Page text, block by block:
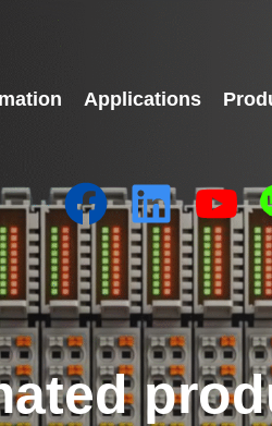
Applications